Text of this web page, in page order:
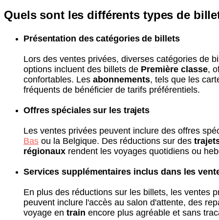
Quels sont les différents types de
Présentation des catégories de billets
Lors des ventes privées, diverses catégories de
options incluent des billets de Première classe,
confortables. Les abonnements, tels que les
fréquents de bénéficier de tarifs préférentiels.
Offres spéciales sur les trajets
Les ventes privées peuvent inclure des offres
Bas ou la Belgique. Des réductions sur des
régionaux rendent les voyages quotidiens ou
Services supplémentaires inclus dans les
En plus des réductions sur les billets, les ventes
peuvent inclure l'accès au salon d'attente, des
voyage en train encore plus agréable et sans